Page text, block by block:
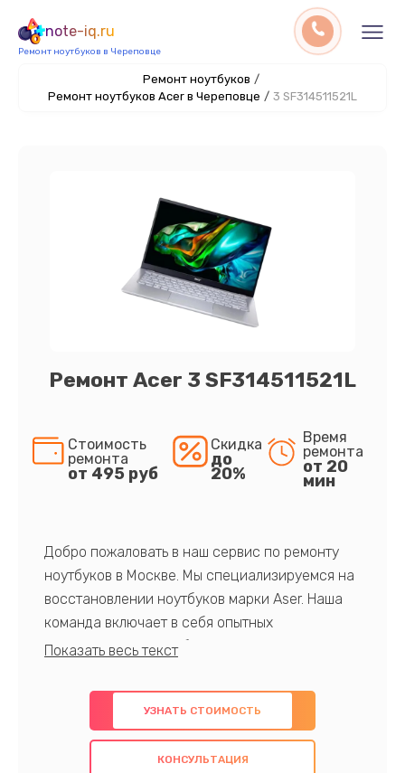
note-iq.ru
Ремонт ноутбуков в Череповце
Ремонт ноутбуков /
Ремонт ноутбуков Acer в Череповце / 3 SF314511521L
Ремонт Acer 3 SF314511521L
Стоимость
ремонта
от 495 руб
Скидка
до
20%
Время
ремонта
от 20
мин
Добро пожаловать в наш сервис по ремонту
ноутбуков в Москве. Мы специализируемся на
восстановлении ноутбуков марки Aser. Наша
команда включает в себя опытных
профессионалов с обширными знаниями и
предлагаем быстрый и качественный ремонт с
использованием оригинальных компонентов, а
также гарантируем качество всех
проведенных работ. Наша цель - предоставить
УЗНАТЬ СТОИМОСТЬ
КОНСУЛЬТАЦИЯ